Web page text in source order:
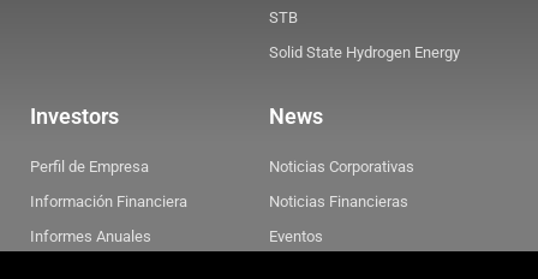
STB
Solid State Hydrogen Energy
Investors
Perfil de Empresa
Información Financiera
Informes Anuales
News
Noticias Corporativas
Noticias Financieras
Eventos